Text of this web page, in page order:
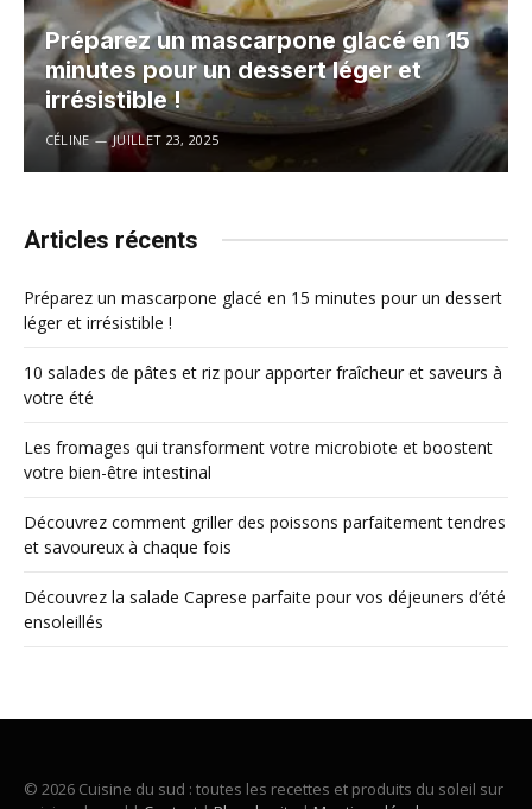
Préparez un mascarpone glacé en 15
minutes pour un dessert léger et
irrésistible !
CÉLINE JUILLET 23, 2025
Articles récents
Préparez un mascarpone glacé en 15 minutes pour un dessert
léger et irrésistible !
10 salades de pâtes et riz pour apporter fraîcheur et saveurs à
votre été
Les fromages qui transforment votre microbiote et boostent
votre bien-être intestinal
Découvrez comment griller des poissons parfaitement tendres
et savoureux à chaque fois
Découvrez la salade Caprese parfaite pour vos déjeuners d’été
ensoleillés
© 2026 Cuisine du sud : toutes les recettes et produits du soleil sur